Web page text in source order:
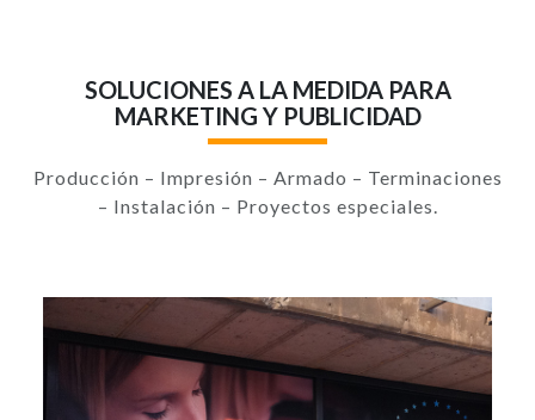
SOLUCIONES A LA MEDIDA PARA
MARKETING Y PUBLICIDAD
Producción – Impresión – Armado – Terminaciones
– Instalación – Proyectos especiales.